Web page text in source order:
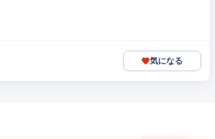
気になる